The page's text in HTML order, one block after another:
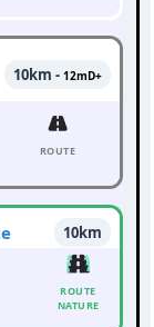
10km - 12mD+
ROUTE
10km
ROUTE
NATURE